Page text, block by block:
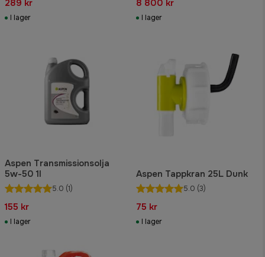
289 kr
I lager
8 800 kr
I lager
Aspen Transmissionsolja
5w-50 1l
5.0 (1)
155 kr
I lager
Aspen Tappkran 25L Dunk
5.0 (3)
75 kr
I lager